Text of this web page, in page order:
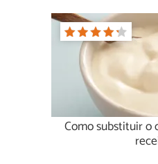
Como substituir o